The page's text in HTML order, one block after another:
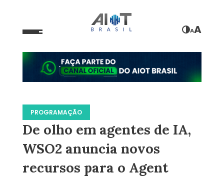
AA
PROGRAMAÇÃO
De olho em agentes de IA,
WSO2 anuncia novos
recursos para o Agent